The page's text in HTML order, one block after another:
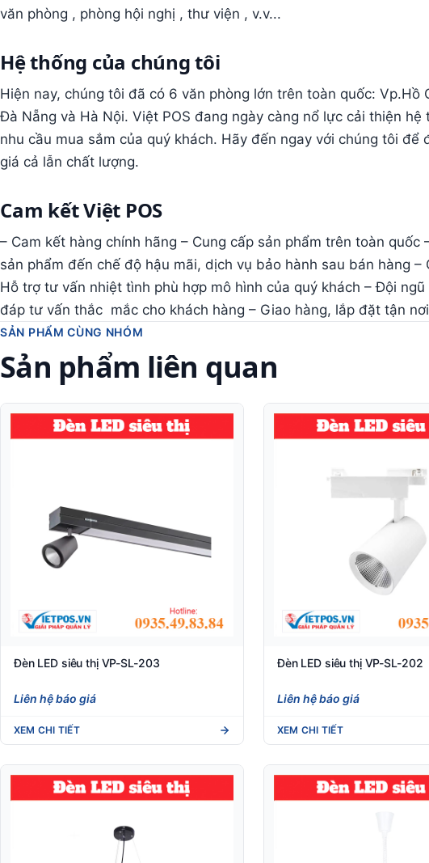
văn phòng , phòng hội nghị , thư viện , v.v...
Hệ thống của chúng tôi
Hiện nay, chúng tôi đã có 6 văn phòng lớn trên toàn quốc: Vp.Hồ
Đà Nẵng và Hà Nội. Việt POS đang ngày càng nổ lực cải thiện
nhu cầu mua sắm của quý khách. Hãy đến ngay với chúng tôi
giá cả lẫn chất lượng.
Cam kết Việt POS
– Cam kết hàng chính hãng – Cung cấp sản phẩm trên toàn
sản phẩm đến chế độ hậu mãi, dịch vụ bảo hành sau bán hàng
Hỗ trợ tư vấn nhiệt tình phù hợp mô hình của quý khách – Đội
đáp tư vấn thắc mắc cho khách hàng – Giao hàng, lắp đặt tận nơi
SẢN PHẨM CÙNG NHÓM
Sản phẩm liên quan
Đèn LED siêu thị VP-SL-203
Liên hệ báo giá
XEM CHI TIẾT
Đèn LED siêu thị VP-SL-202
Liên hệ báo giá
XEM CHI TIẾT